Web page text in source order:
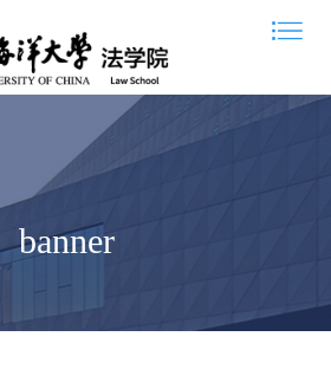
banner